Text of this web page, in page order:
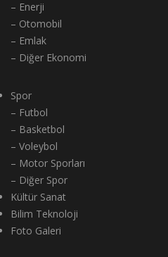
– Enerji
– Otomobil
– Emlak
– Diğer Ekonomi
Spor
– Futbol
– Basketbol
– Voleybol
– Motor Sporları
– Diğer Spor
Kültür Sanat
Bilim Teknoloji
Foto Galeri